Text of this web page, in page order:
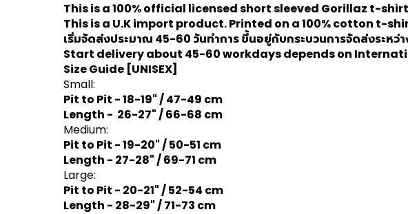
This is a 100% official licensed short sleeved Gorillaz t-
This is a U.K import product. Printed on a 100% cotton t-
เริ่มจัดส่งประมาณ 45-60 วันทำการ ขึ้นอยู่กับกระบวนการจัดส่งระหว่า
Start delivery about 45-60 workdays depends on
Size Guide[UNISEX]
Small:
Pit to Pit - 18-19" / 47-49 cm
Length - 26-27" / 66-68 cm
Medium:
Pit to Pit - 19-20" / 50-51 cm
Length - 27-28" / 69-71 cm
Large:
Pit to Pit - 20-21" / 52-54 cm
Length - 28-29" / 71-73 cm